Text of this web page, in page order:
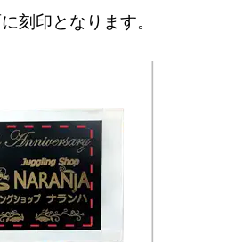
刻印となります。